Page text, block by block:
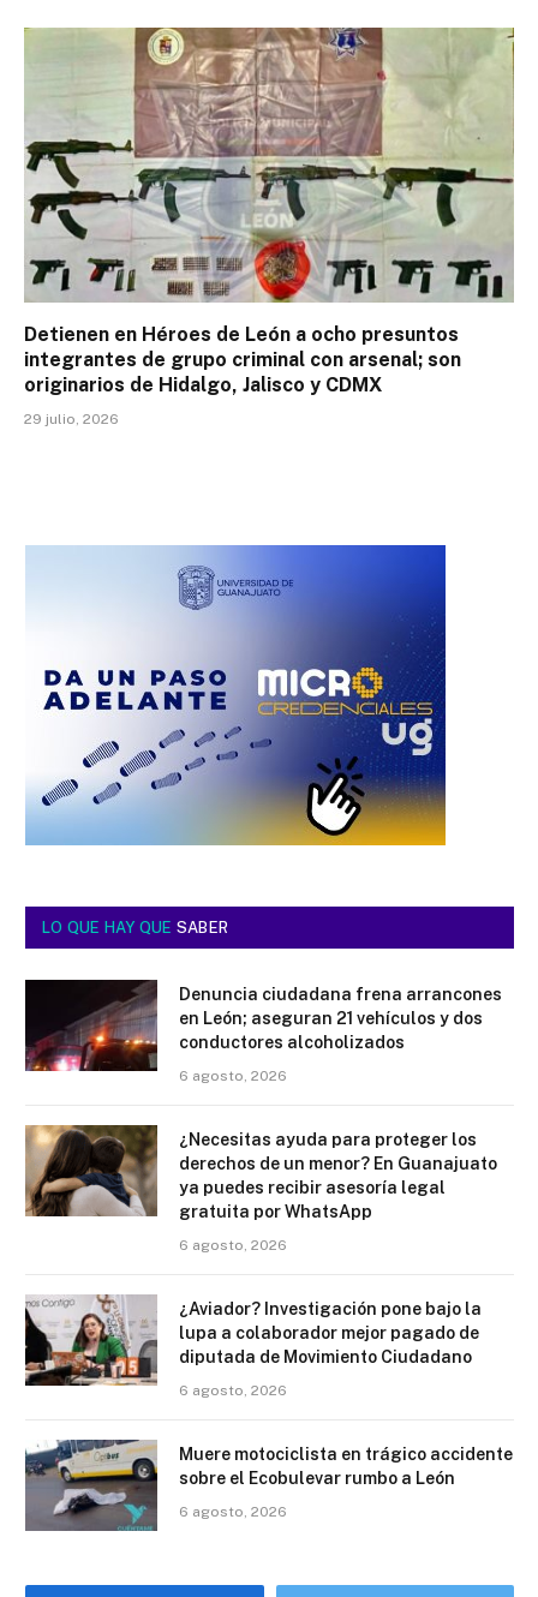
Detienen en Héroes de León a ocho presuntos
integrantes de grupo criminal con arsenal; son
originarios de Hidalgo, Jalisco y CDMX
29 julio, 2026
LO QUE HAY QUE SABER
Denuncia ciudadana frena arrancones
en León; aseguran 21 vehículos y dos
conductores alcoholizados
6 agosto, 2026
¿Necesitas ayuda para proteger los
derechos de un menor? En Guanajuato
ya puedes recibir asesoría legal
gratuita por WhatsApp
6 agosto, 2026
¿Aviador? Investigación pone bajo la
lupa a colaborador mejor pagado de
diputada de Movimiento Ciudadano
6 agosto, 2026
Muere motociclista en trágico accidente
sobre el Ecobulevar rumbo a León
6 agosto, 2026